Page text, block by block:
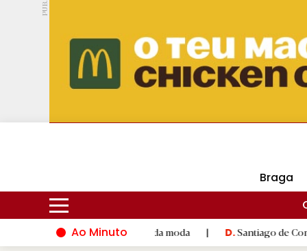
PUB.
Hoje 17ºC 24ºC DMtv
Braga
Ao Minuto
do mundo da moda D.Santiago de Compostela